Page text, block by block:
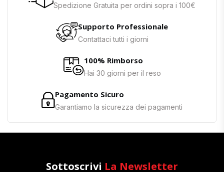
Spedizione Gratuita per ordini sopra i 100€
Supporto Professionale
Contattaci tutti i giorni
100% Rimborso
Hai 30 giorni per il reso
Pagamento Sicuro
Garantiamo la sicurezza dei pagamenti
Sottoscrivi La Newsletter